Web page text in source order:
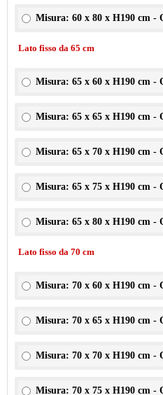
Misura: 60 x 80 x H190 cm -
Lato fisso da 65 cm
Misura: 65 x 60 x H190 cm -
Misura: 65 x 65 x H190 cm -
Misura: 65 x 70 x H190 cm -
Misura: 65 x 75 x H190 cm -
Misura: 65 x 80 x H190 cm -
Lato fisso da 70 cm
Misura: 70 x 60 x H190 cm -
Misura: 70 x 65 x H190 cm -
Misura: 70 x 70 x H190 cm -
Misura: 70 x 75 x H190 cm -